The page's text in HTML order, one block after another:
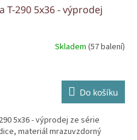
T-290 5x36 - výprodej
Skladem (57 balení)
Do košíku
5x36 - výprodej ze série
materiál mrazuvzdorný